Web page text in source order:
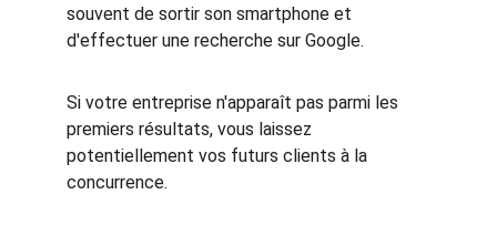
souvent de sortir son smartphone et
d'effectuer une recherche sur Google.
Si votre entreprise n'apparaît pas parmi les
premiers résultats, vous laissez
potentiellement vos futurs clients à la
concurrence.